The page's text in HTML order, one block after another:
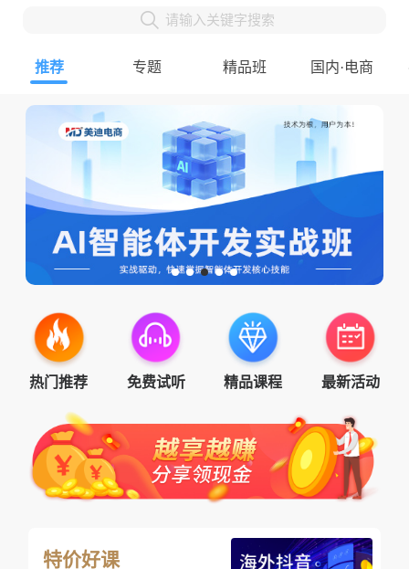
请输入关键字搜索
推荐 专题 精品班 国内·电商
热门推荐 免费试听 精品课程 最新活动
特价好课